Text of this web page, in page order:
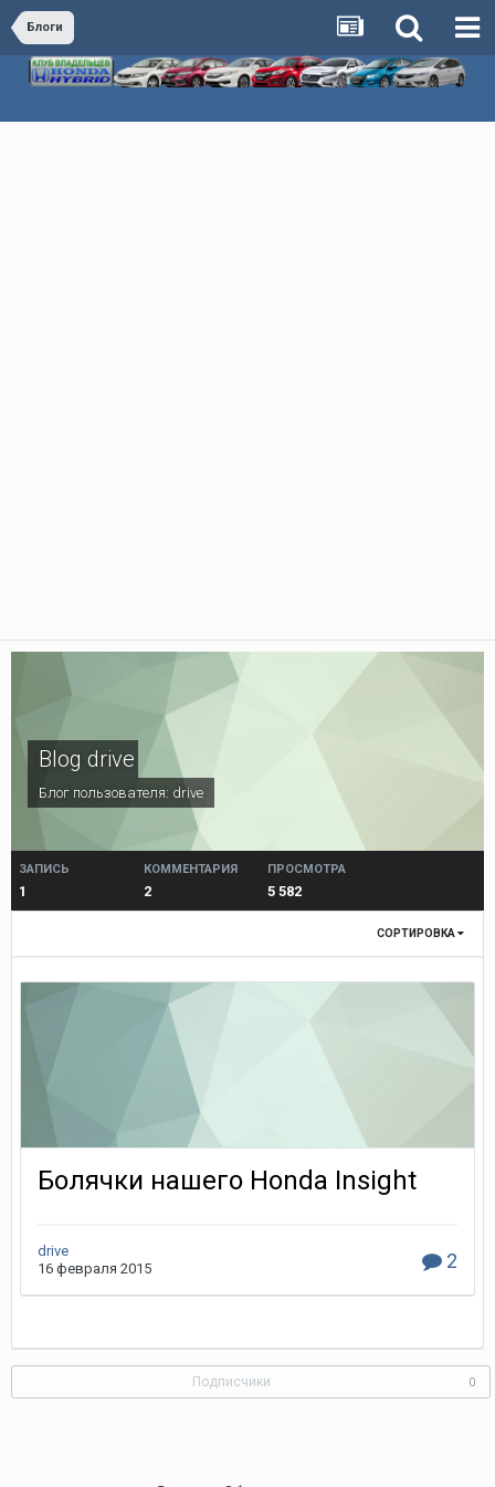
Блоги
Blog drive
Блог пользователя: drive
ЗАПИСЬ
1
КОММЕНТАРИЯ
2
ПРОСМОТРА
5 582
СОРТИРОВКА
Болячки нашего Honda Insight
drive
16 февраля 2015
2
Подписчики 0